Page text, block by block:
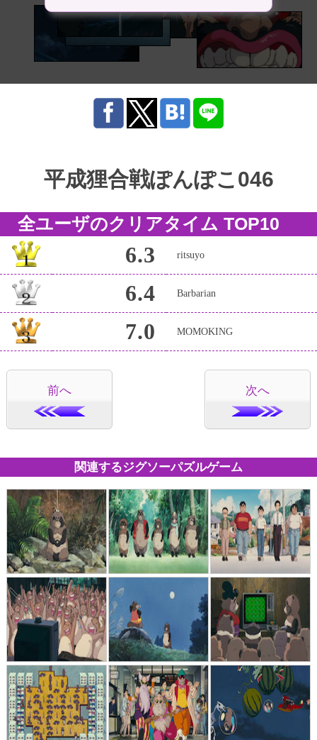
平成狸合戦ぽんぽこ046
全ユーザのクリアタイム TOP10
6.3 ritsuyo
6.4 Barbarian
7.0 MOMOKING
前へ 次へ
関連するジグソーパズルゲーム